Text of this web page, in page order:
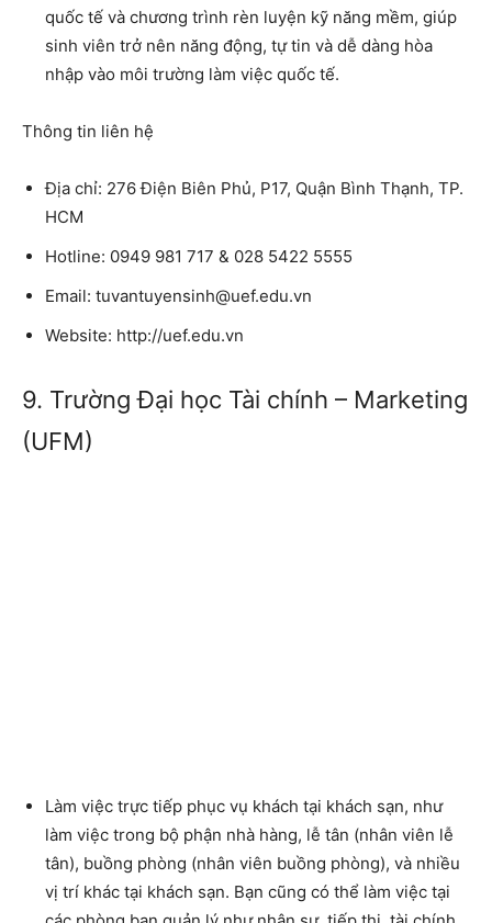
quốc tế và chương trình rèn luyện kỹ năng mềm, giúp
sinh viên trở nên năng động, tự tin và dễ dàng hòa
nhập vào môi trường làm việc quốc tế.
Thông tin liên hệ
Địa chỉ: 276 Điện Biên Phủ, P17, Quận Bình Thạnh, TP.
HCM
Hotline: 0949 981 717 & 028 5422 5555
Email: tuvantuyensinh@uef.edu.vn
Website: http://uef.edu.vn
9. Trường Đại học Tài chính – Marketing
(UFM)
Làm việc trực tiếp phục vụ khách tại khách sạn, như
làm việc trong bộ phận nhà hàng, lễ tân (nhân viên lễ
tân), buồng phòng (nhân viên buồng phòng), và nhiều
vị trí khác tại khách sạn. Bạn cũng có thể làm việc tại